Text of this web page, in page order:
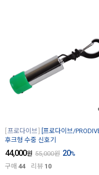
프로다이브
[프로다이브/
후크형 수중 신호기
44,000원 55,000원 20%
구매 44 리뷰 10